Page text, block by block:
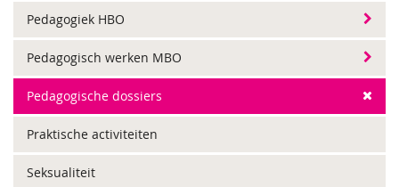
Pedagogiek HBO
Pedagogisch werken MBO
Pedagogische dossiers
Praktische activiteiten
Seksualiteit